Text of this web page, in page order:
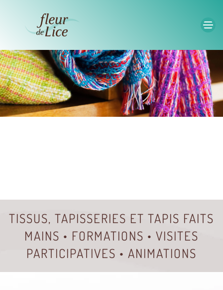
Accéder au contenu principal
TISSUS, TAPISSERIES ET TAPIS FAITS
MAINS • FORMATIONS • VISITES
PARTICIPATIVES • ANIMATIONS